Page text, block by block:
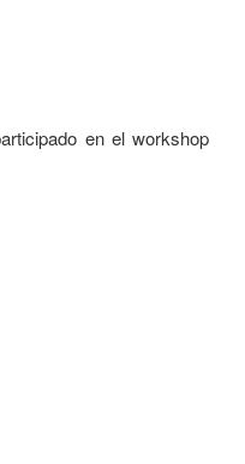
en el workshop